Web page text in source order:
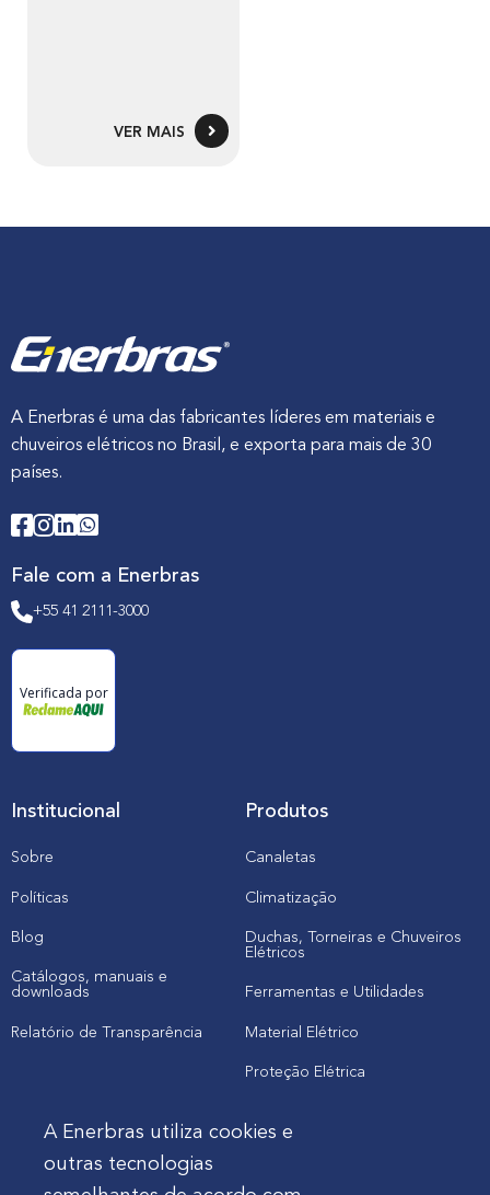
VER MAIS
A Enerbras é uma das fabricantes líderes em materiais e
chuveiros elétricos no Brasil, e exporta para mais de 30
países.
Fale com a Enerbras
+55 41 2111-3000
Verificada por
Institucional
Sobre
Políticas
Blog
Catálogos, manuais e
downloads
Relatório de Transparência
Produtos
Canaletas
Climatização
Duchas, Torneiras e Chuveiros
Elétricos
Ferramentas e Utilidades
Material Elétrico
Proteção Elétrica
Cliente
A Enerbras utiliza cookies e
outras tecnologias